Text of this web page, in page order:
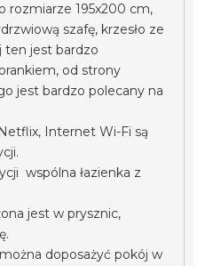
rozmiarze 195x200 cm,
szafę, krzesło ze
ten jest bardzo
od strony
jest bardzo polecany na
Internet Wi-Fi są
wspólna łazienka z
jest w prysznic,
doposażyć pokój w